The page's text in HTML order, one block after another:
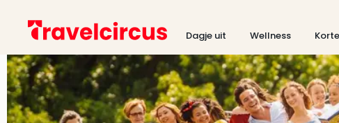
Dagje uit Wellness